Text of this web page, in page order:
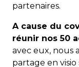
partenaires.
A cause du
réunir nos 50
avec eux, nous
partage en